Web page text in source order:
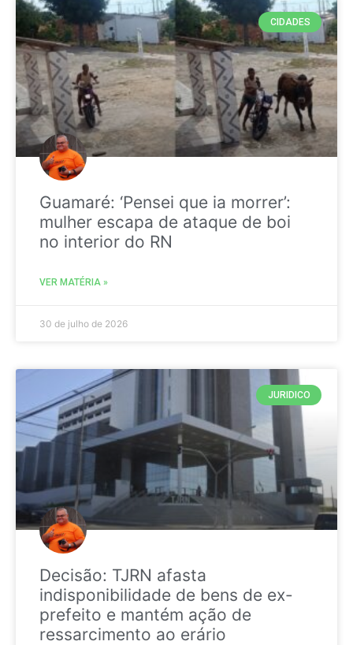
CIDADES
Guamaré: ‘Pensei que ia morrer’:
mulher escapa de ataque de boi
no interior do RN
VER MATÉRIA »
30 de julho de 2026
JURIDICO
Decisão: TJRN afasta
indisponibilidade de bens de ex-
prefeito e mantém ação de
ressarcimento ao erário